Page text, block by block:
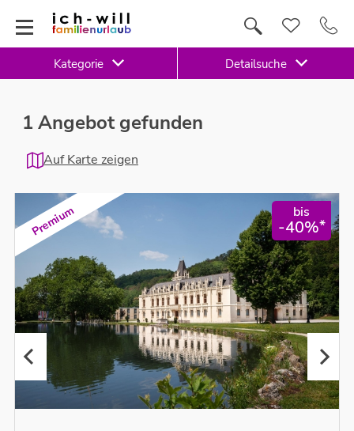
Kategorie Detailsuche
1 Angebot gefunden
Auf Karte zeigen
Premium bis
-40%*